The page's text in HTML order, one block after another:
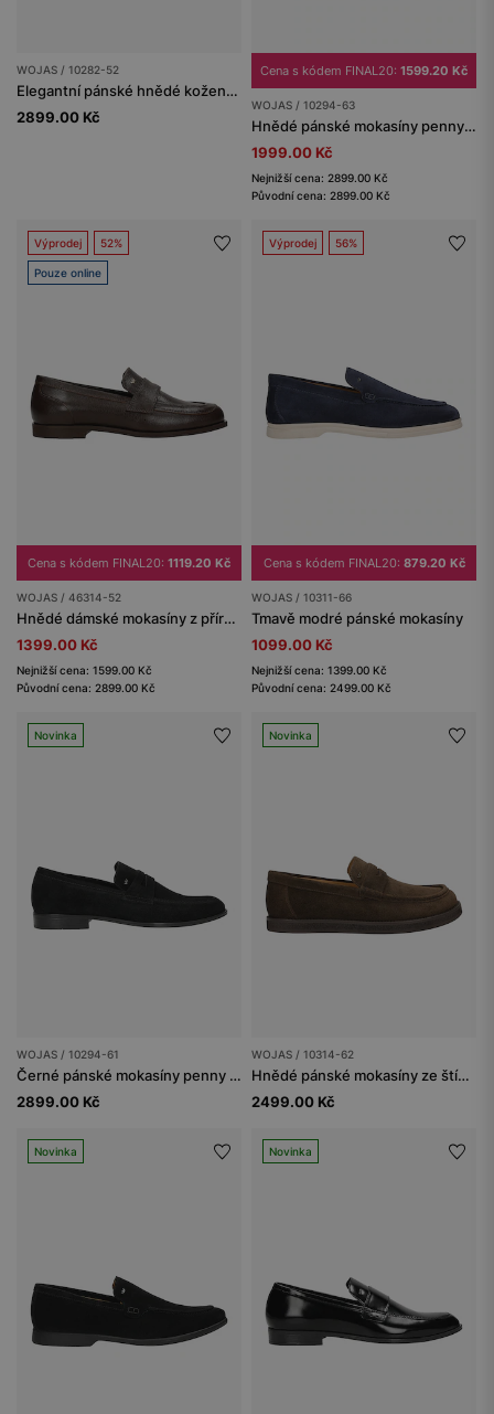
WOJAS / 10282-52
Elegantní pánské hnědé kožené mokasíny
2899.00 Kč
Cena s kódem FINAL20: 1599.20 Kč
WOJAS / 10294-63
Hnědé pánské mokasíny penny loafers
1999.00 Kč
Nejnižší cena: 2899.00 Kč
Původní cena: 2899.00 Kč
Výprodej 52%
Pouze online
Cena s kódem FINAL20: 1119.20 Kč
WOJAS / 46314-52
Hnědé dámské mokasíny z přírodní kůže
1399.00 Kč
Nejnižší cena: 1599.00 Kč
Původní cena: 2899.00 Kč
Výprodej 56%
Cena s kódem FINAL20: 879.20 Kč
WOJAS / 10311-66
Tmavě modré pánské mokasíny
1099.00 Kč
Nejnižší cena: 1399.00 Kč
Původní cena: 2499.00 Kč
Novinka
WOJAS / 10294-61
Černé pánské mokasíny penny loafers
2899.00 Kč
Novinka
WOJAS / 10314-62
Hnědé pánské mokasíny ze štípenky
2499.00 Kč
Novinka Novinka